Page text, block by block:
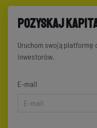
Pozyskaj
Uruchom swoją
inwestorów.
E-mail